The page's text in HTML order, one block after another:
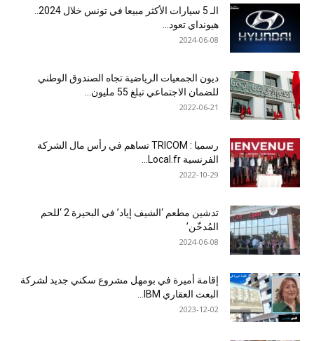
هيونداي تعود...
2024-06-08
ديون الجمعيات الرياضية تجاه الصندوق الوطني
للضمان الاجتماعي تبلغ 55 مليون...
2022-06-21
رسميا : TRICOM تساهم في رأس مال الشركة
الفرنسية Local.fr...
2022-10-29
تدشين مطعم ‘الشيف إياد’ في البحيرة 2 ‘للحم
المُدخّن’
2024-06-08
إقامة أميرة في بومهل مشروع سكني جديد لشركة
البعث العقاري IBM...
2023-12-02